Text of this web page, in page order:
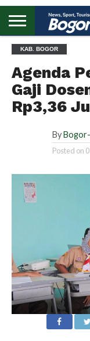
BOGOR
REGIONAL
NASIONAL
PENDIDIKAN
WISATA
OLAHRAGA
LAPORAN
PROFIL
KAB. BOGOR
Agenda
Gaji
Rp3,36
By
Posted on